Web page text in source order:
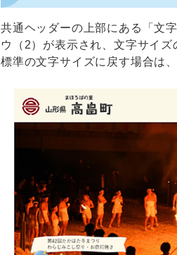
共通ヘッダーの上部にある「文
ウ（2）が表示され、文字サイ
標準の文字サイズに戻す場合は